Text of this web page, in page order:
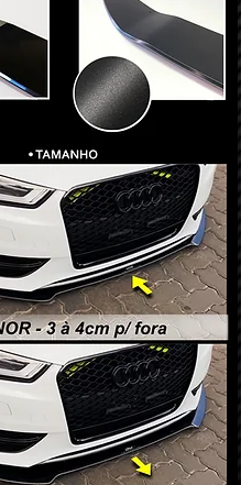
de reparo).
nas cores preto fosco e
(selecionar na compra)
é fornecido com furos sob
o carro, assim como
especiais que são
fixação doSplitterao
Guia de Instalação com
a passo para facilitar a
desmontar o